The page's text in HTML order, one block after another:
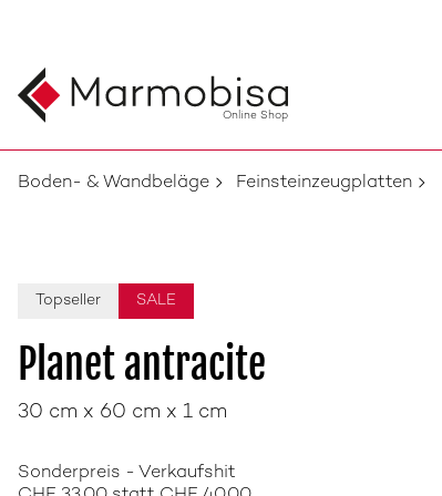
Online Shop
Boden- & Wandbeläge Feinsteinzeugplatten
Topseller SALE
Planet antracite
30 cm x 60 cm x 1 cm
Sonderpreis - Verkaufshit